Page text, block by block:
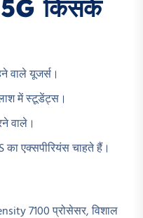
किसके
वाले यूजर्स।
में स्टूडेंट्स।
वाले।
एक्सपीरियंस चाहते हैं।
7100 प्रोसेसर, विशाल